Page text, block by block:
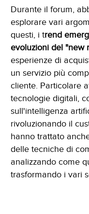
Durante il forum,
esplorare vari
questi, i trend
evoluzioni del "new
esperienze di
un servizio più
cliente. Particolare
tecnologie digitali,
sull'intelligenza
rivoluzionando il
hanno trattato
delle tecniche di
analizzando come
trasformando i vari